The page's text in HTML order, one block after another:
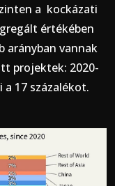
a kockázati
értékében
arányban vannak
projektek: 2020-
a 17 százalékot.